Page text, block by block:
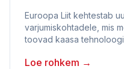
Euroopa Liit kehtestab
varjumiskohtadele, mis
toovad kaasa
Loe rohkem →